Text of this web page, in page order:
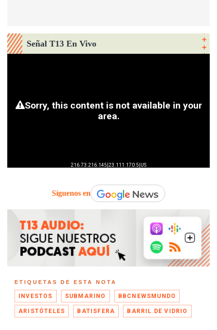
Señal T13 En Vivo
Síguenos en
ETIQUETAS DE ESTA NOTA
INVESTOS SUBMARINO BBCNEWSMUNDO
ARISTÓTELES BATISFERA BARRIL DE VIDRIO